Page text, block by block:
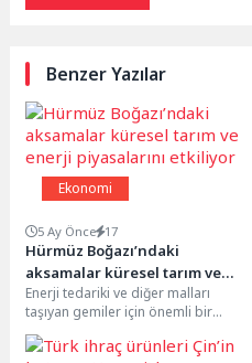
Benzer Yazılar
Ekonomi
5 Ay Önce 17
Hürmüz Boğazı’ndaki
aksamalar küresel tarım ve
enerji piyasalarını etkiliyor
Enerji tedariki ve diğer malları
taşıyan gemiler için önemli bir
geçiş noktası olan Hürmüz
Boğazı’nda...